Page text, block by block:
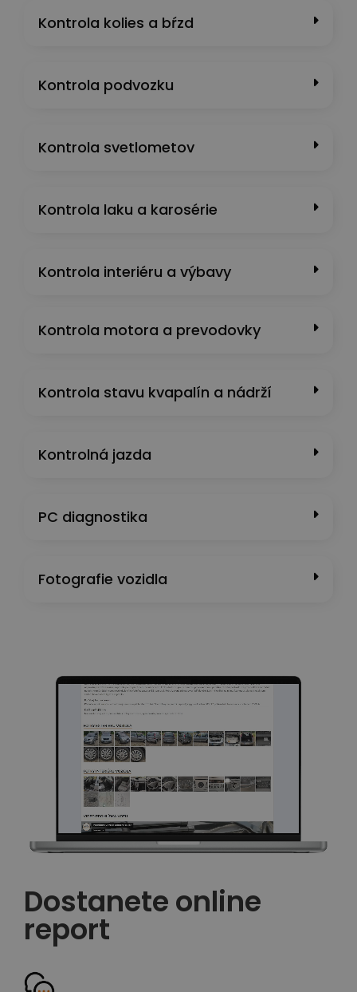
Kontrola kolies a bŕzd
Kontrola podvozku
Kontrola svetlometov
Kontrola laku a karosérie
Kontrola interiéru a výbavy
Kontrola motora a prevodovky
Kontrola stavu kvapalín a nádrží
Kontrolná jazda
PC diagnostika
Fotografie vozidla
Dostanete online
report